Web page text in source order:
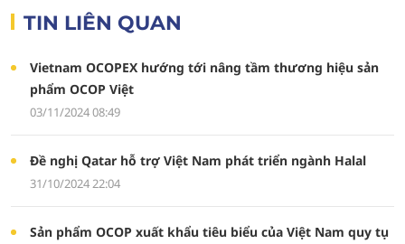
TIN LIÊN QUAN
Vietnam OCOPEX hướng tới nâng tầm thương hiệu sản
phẩm OCOP Việt
03/11/2024 08:49
Đề nghị Qatar hỗ trợ Việt Nam phát triển ngành Halal
31/10/2024 22:04
Sản phẩm OCOP xuất khẩu tiêu biểu của Việt Nam quy tụ